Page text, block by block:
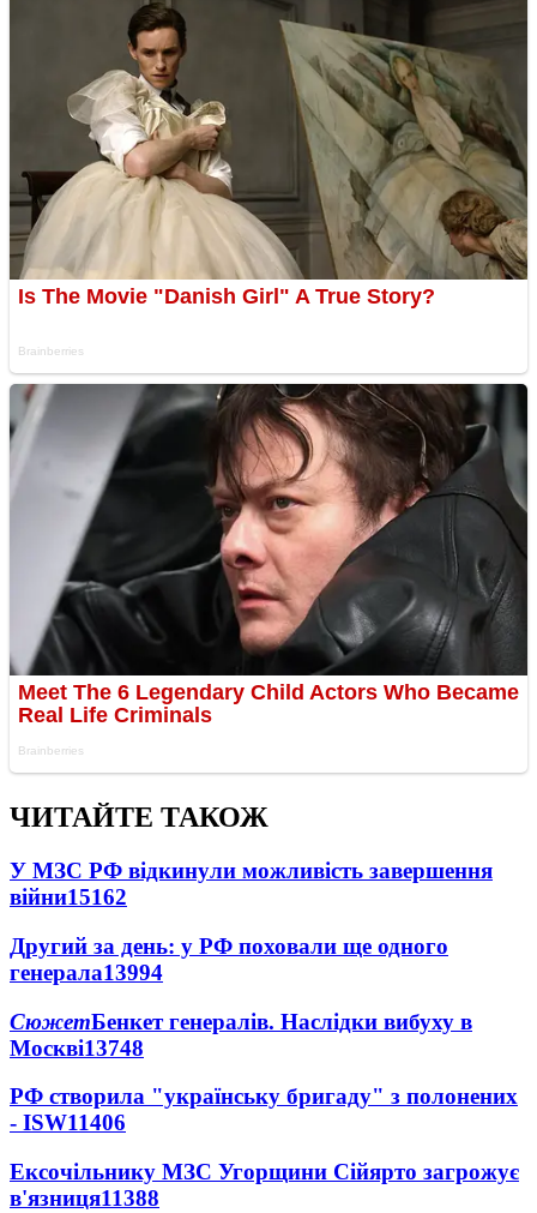
ЧИТАЙТЕ ТАКОЖ
У МЗС РФ відкинули можливість завершення
війни15162
Другий за день: у РФ поховали ще одного
генерала13994
СюжетБенкет генералів. Наслідки вибуху в
Москві13748
РФ створила "українську бригаду" з полонених
- ISW11406
Ексочільнику МЗС Угорщини Сійярто загрожує
в'язниця11388